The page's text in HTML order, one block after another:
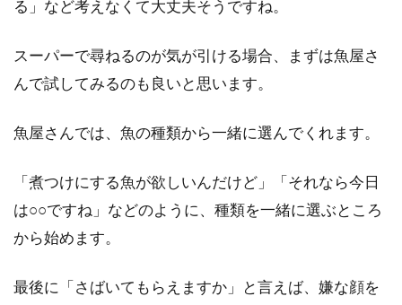
る器具は？レシピも紹介！
にんじんのみじん切りが苦手な方は意外と多い
気がします。レシピを見ていて「にんじんのみ
イカを使った料理のレシピのご紹
介！新鮮なイカは、刺身に！
一つです。イカは、刺身や、お鮨、天ぷらな
る」など考えなくて大丈夫そうですね。
スーパーで尋ねるのが気が引ける場合、まずは魚屋さ
んで試してみるのも良いと思います。
魚屋さんでは、魚の種類から一緒に選んでくれます。
「煮つけにする魚が欲しいんだけど」「それなら今日
は○○ですね」などのように、種類を一緒に選ぶところ
から始めます。
最後に「さばいてもらえますか」と言えば、嫌な顔を